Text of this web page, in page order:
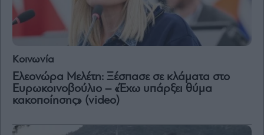
Κοινωνία
Ελεονώρα Μελέτη: Ξέσπασε σε κλάματα στο
Ευρωκοινοβούλιο – «Έχω υπάρξει θύμα
κακοποίησης» (video)